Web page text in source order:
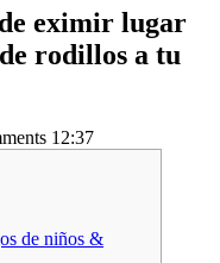
eximir lugar
rodillos a tu
12:37
de niños &